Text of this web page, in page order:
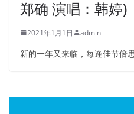
郑确 演唱：韩婷)
2021年1月1日 admin
新的一年又来临，每逢佳节倍